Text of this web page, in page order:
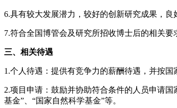
6.具有较大发展潜力，较好的创新研究成果，良
7.符合全国博管会及研究所招收博士后的相关要
三、相关待遇
1.个人待遇：提供有竞争力的薪酬待遇，并按
2.项目申请：鼓励并协助符合条件的人员申请
基金”、“国家自然科学基金”等。